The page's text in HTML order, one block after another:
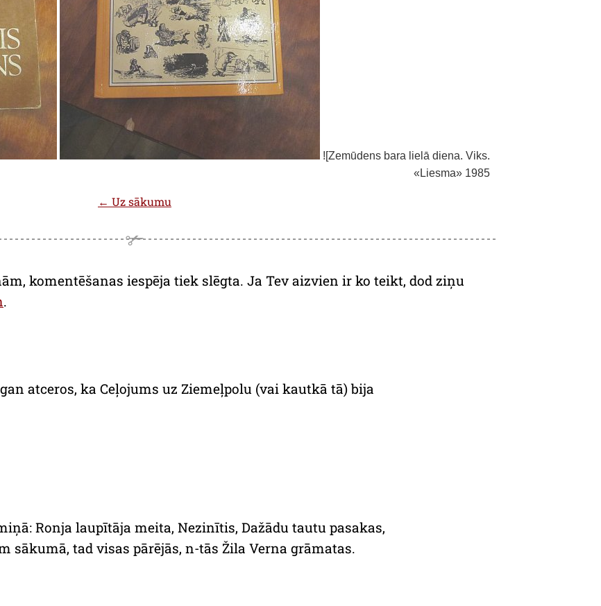
![Zemūdens bara lielā diena. Viks.
«Liesma» 1985
← Uz sākumu
komentēšanas iespēja tiek slēgta. Ja Tev aizvien ir ko teikt, dod ziņu
.
atceros, ka Ceļojums uz Ziemeļpolu (vai kautkā tā) bija
Ronja laupītāja meita, Nezinītis, Dažādu tautu pasakas,
sākumā, tad visas pārējās, n-tās Žila Verna grāmatas.